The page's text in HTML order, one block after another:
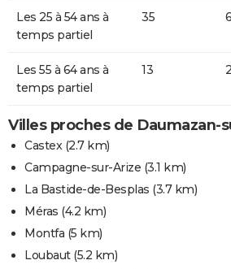
Les 25 à 54 ans à
temps partiel
35
Les 55 à 64 ans à
temps partiel
13
Villes proches de Daumazan-
Castex(2.7 km)
Campagne-sur-Arize (3.1 km)
La Bastide-de-Besplas (3.7 km)
Méras (4.2 km)
Montfa (5 km)
Loubaut(5.2 km)